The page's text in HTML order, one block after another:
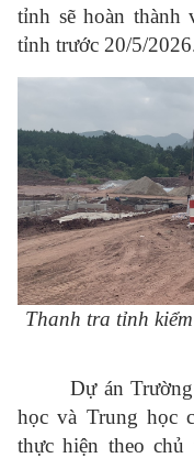
tỉnh sẽ hoàn thành
tỉnh trước 20/5/
Thanh tra tỉnh
Dự án
học và Trung học
thực hiện theo